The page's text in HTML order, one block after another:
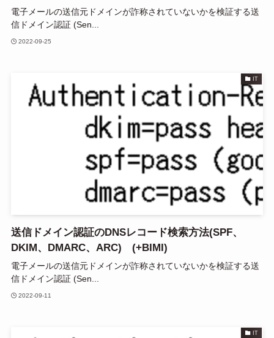
電子メールの送信元ドメインが詐称されていないかを検証する送
信ドメイン認証 (Sen...
2022-09-25
IT
送信ドメイン認証のDNSレコード検索方法(SPF、
DKIM、DMARC、ARC) (+BIMI)
電子メールの送信元ドメインが詐称されていないかを検証する送
信ドメイン認証 (Sen...
2022-09-11
IT